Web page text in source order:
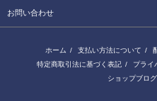
お問い合わせ
ホーム / 支払い方法について /
特定商取引法に基づく表記 / プライ
ショップブログ